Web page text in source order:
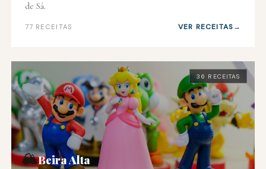
de Sá.
77 RECEITAS VER RECEITAS
36 RECEITAS
🏔️Beira Alta